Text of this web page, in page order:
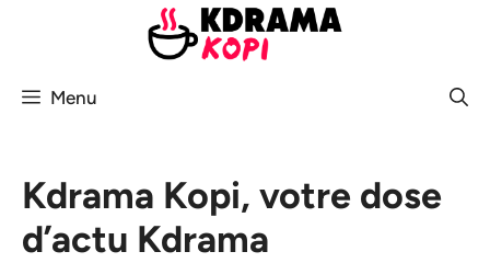
Menu
Kdrama Kopi, votre dose
d’actu Kdrama